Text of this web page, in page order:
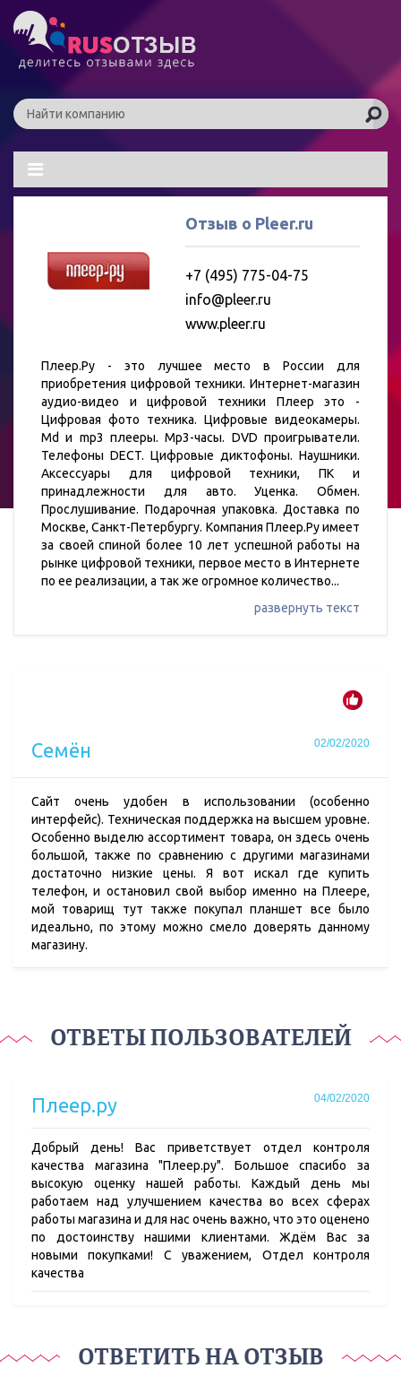
Отзыв о Pleer.ru
+7 (495) 775-04-75
info@pleer.ru
www.pleer.ru
Плеер.Ру - это лучшее место в России для
приобретения цифровой техники. Интернет-магазин
аудио-видео и цифровой техники Плеер это -
Цифровая фото техника. Цифровые видеокамеры.
Md и mp3 плееры. Mp3-часы. DVD проигрыватели.
Телефоны DECT. Цифровые диктофоны. Наушники.
Аксессуары для цифровой техники, ПК и
принадлежности для авто. Уценка. Обмен.
Прослушивание. Подарочная упаковка. Доставка по
Москве, Санкт-Петербургу. Компания Плеер.Ру имеет
за своей спиной более 10 лет успешной работы на
рынке цифровой техники, первое место в Интернете
по ее реализации, а так же огромное количество...
развернуть текст
Семён 02/02/2020
Сайт очень удобен в использовании (особенно
интерфейс). Техническая поддержка на высшем уровне.
Особенно выделю ассортимент товара, он здесь очень
большой, также по сравнению с другими магазинами
достаточно низкие цены. Я вот искал где купить
телефон, и остановил свой выбор именно на Плеере,
мой товарищ тут также покупал планшет все было
идеально, по этому можно смело доверять данному
магазину.
ОТВЕТЫ ПОЛЬЗОВАТЕЛЕЙ
Плеер.ру 04/02/2020
Добрый день! Вас приветствует отдел контроля
качества магазина "Плеер.ру". Большое спасибо за
высокую оценку нашей работы. Каждый день мы
работаем над улучшением качества во всех сферах
работы магазина и для нас очень важно, что это оценено
по достоинству нашими клиентами. Ждём Вас за
новыми покупками! С уважением, Отдел контроля
качества
ОТВЕТИТЬ НА ОТЗЫВ